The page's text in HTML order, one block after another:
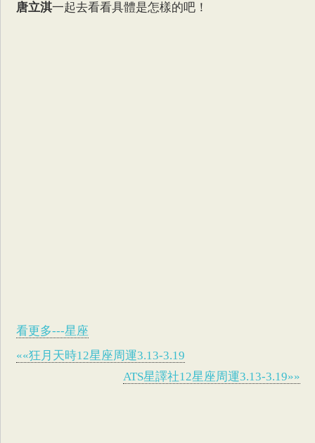
唐立淇一起去看看具體是怎樣的吧！
看更多---星座
««狂月天時12星座周運3.13-3.19
ATS星譯社12星座周運3.13-3.19»»